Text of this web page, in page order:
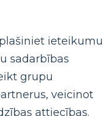
ieteikumu
sadarbības
grupu
veicinot
attiecības.